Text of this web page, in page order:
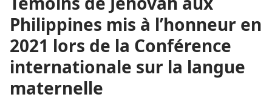
Philippines mis à l’honneur en
2021 lors de la Conférence
internationale sur la langue
maternelle